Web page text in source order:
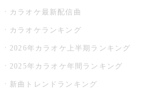
カラオケ最新配信曲
カラオケランキング
2026年カラオケ上半期ランキング
2025年カラオケ年間ランキング
新曲トレンドランキング